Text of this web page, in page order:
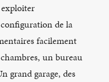
de la
facilement
un bureau
grand garage, des